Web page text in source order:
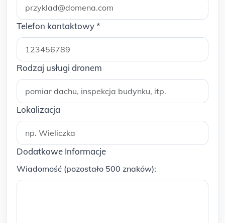
Telefon kontaktowy*
Rodzaj usługi dronem
Lokalizacja
Dodatkowe Informacje
Wiadomość (pozostało 500 znaków):